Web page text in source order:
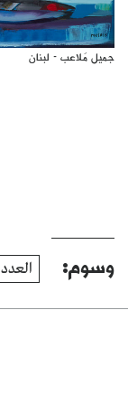
جميل مُلاعب - لبنان
وسوم: العدد 537